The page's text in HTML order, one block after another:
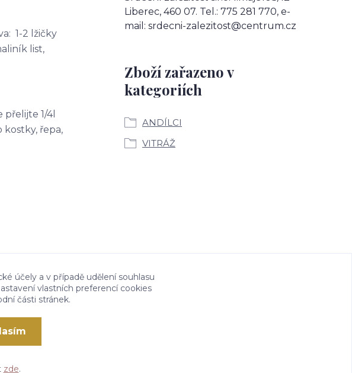
1-2 lžičky
list,
1/4l
řepa,
Liberec, 460 07. Tel.: 775 281 770, e-
mail: srdecni-zalezitost@centrum.cz
Zboží zařazeno v
kategoriích
ANDÍLCI
VITRÁŽ
účely a v případě udělení souhlasu
vlastních preferencí cookies
části stránek.
zde.